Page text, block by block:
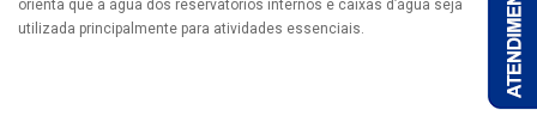
orienta que a água dos reservatórios internos e caixas d’água seja
utilizada principalmente para atividades essenciais.